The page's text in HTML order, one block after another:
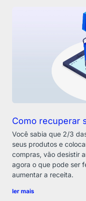
Como recuperar
Você sabia que 2/3
seus produtos e
compras, vão desistir
agora o que pode ser
aumentar a receita.
ler mais